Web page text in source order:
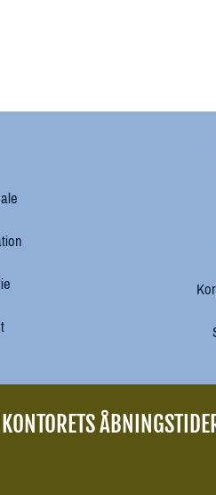
KONTORETS